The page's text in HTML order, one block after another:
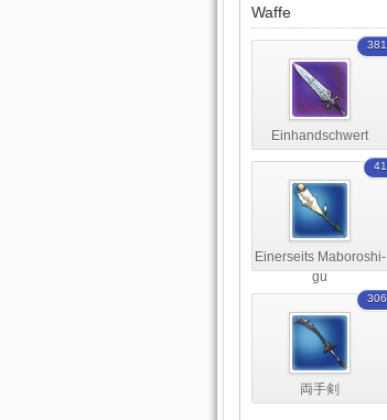
Waffe
Einhandschwert
381
Einerseits Maboroshi-
gu
41
両手剣
306